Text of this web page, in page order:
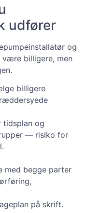
udfører
og
være billigere, men
billigere
tidsplan og
— risiko for
med begge parter
på skrift.